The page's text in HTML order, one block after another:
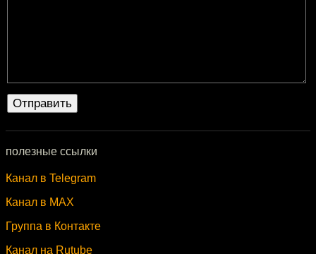
полезные ссылки
Канал в Telegram
Канал в MAX
Группа в Контакте
Канал на Rutube